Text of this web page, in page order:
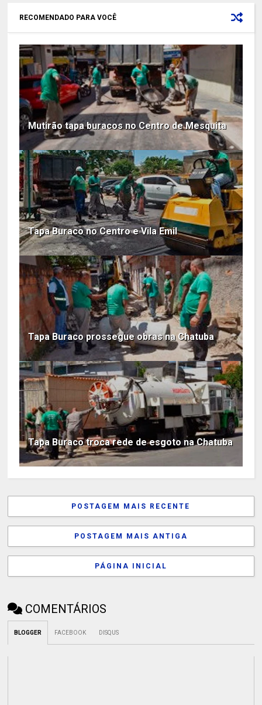
RECOMENDADO PARA VOCÊ
Mutirão tapa buracos no Centro de Mesquita
Tapa Buraco no Centro e Vila Emil
Tapa Buraco prossegue obras na Chatuba
Tapa Buraco troca rede de esgoto na Chatuba
POSTAGEM MAIS RECENTE
POSTAGEM MAIS ANTIGA
PÁGINA INICIAL
COMENTÁRIOS
BLOGGER FACEBOOK DISQUS